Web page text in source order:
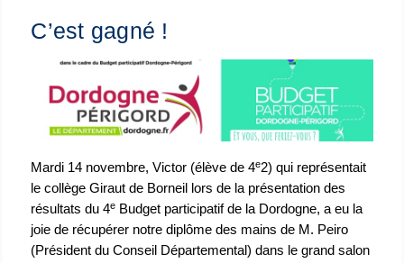
C’est gagné !
Mardi 14 novembre, Victor (élève de 4e2) qui représentait
le collège Giraut de Borneil lors de la présentation des
résultats du 4e Budget participatif de la Dordogne, a eu la
joie de récupérer notre diplôme des mains de M. Peiro
(Président du Conseil Départemental) dans le grand salon